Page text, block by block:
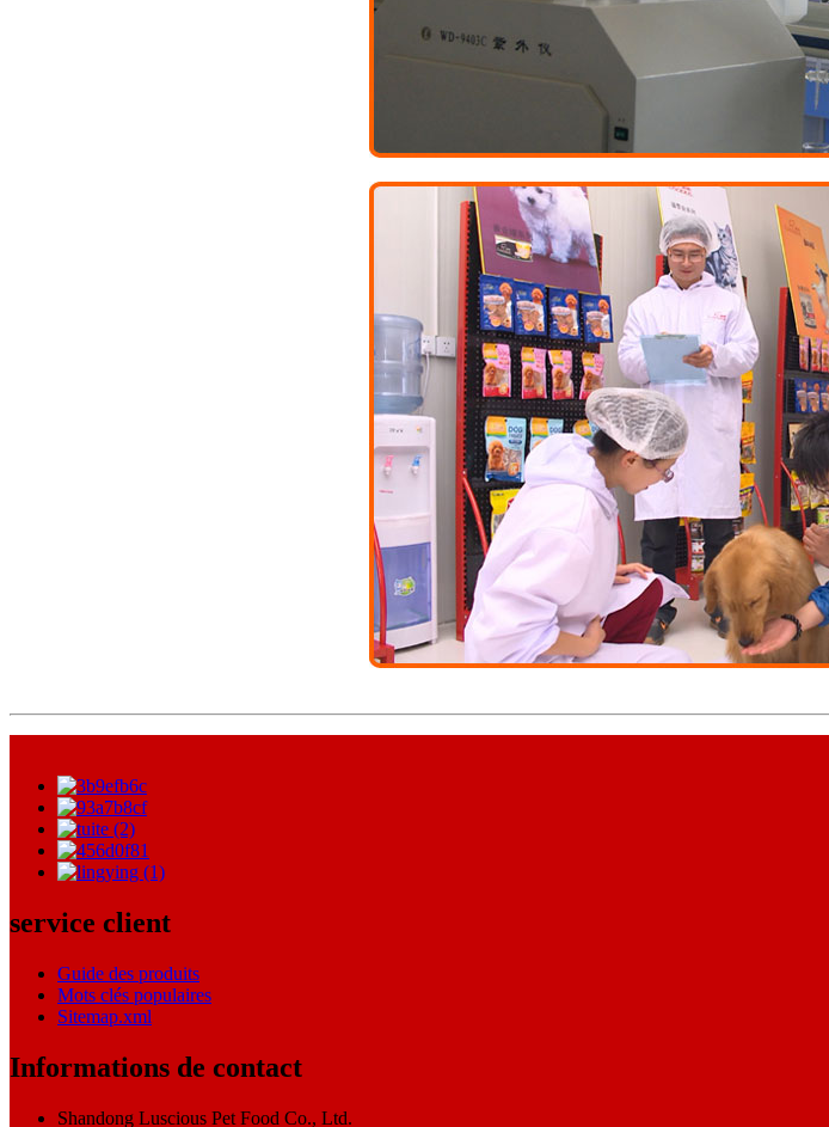
service client
Guide des produits
Mots clés populaires
Sitemap.xml
Informations de contact
Shandong Luscious Pet Food Co., Ltd.